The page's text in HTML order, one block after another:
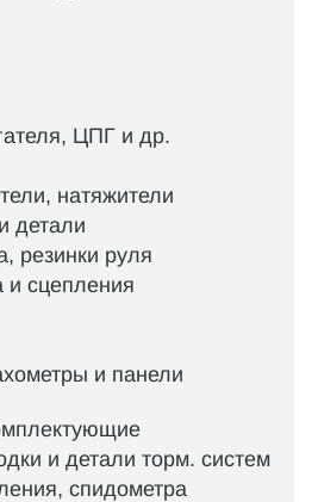
ЦПГ и др.
натяжители
детали
резинки руля
и сцепления
и панели
и детали торм. систем
спидометра